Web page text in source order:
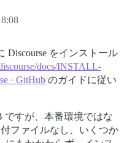
Discourse をインストール
docs/INSTALL-
· GitHub のガイドに従い
ですが、本番環境ではな
ファイルなし、いくつか